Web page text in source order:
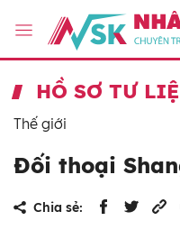
HỒ SƠ TƯ
Thế giới
Đối thoại
Chia sẻ: